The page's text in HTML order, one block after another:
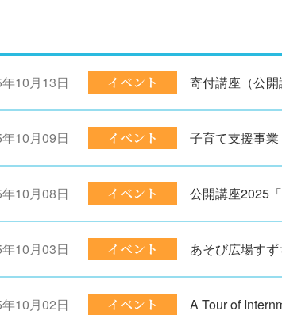
10月13日 イベント 寄付講座（公
10月09日 イベント 子育て支援事
10月08日 イベント 公開講座2025
10月03日 イベント あそび広場す
10月02日 イベント A Tour of